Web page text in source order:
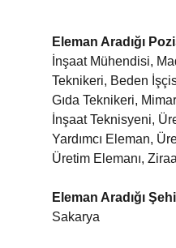
Eleman Aradığı
İnşaat Mühendisi,
Teknikeri, Beden
Gıda Teknikeri,
İnşaat Teknisyeni,
Yardımcı Eleman,
Üretim Elemanı,
Eleman Aradığı
Sakarya